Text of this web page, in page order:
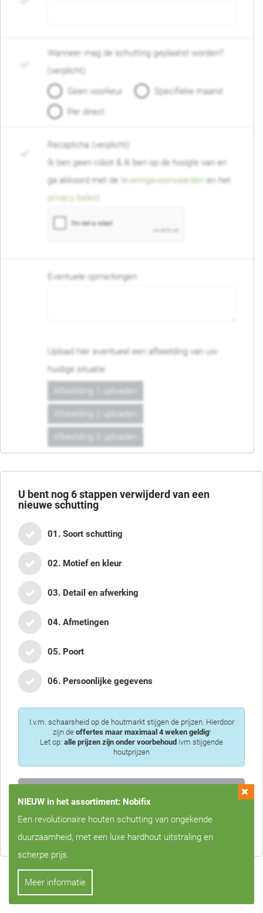
Wanneer mag de schutting geplaatst worden?
(verplicht)
Geen voorkeur
Specifieke maand
Per direct
Recaptcha (verplicht)
Ik ben geen robot & Ik ben op de hoogte van en
ga akkoord met de leveringsvoorwaarden en het
privacy beleid
Eventuele opmerkingen
Upload hier eventueel een afbeelding van uw
huidige situatie
U bent nog6stappen verwijderd van een
nieuwe schutting
01. Soort schutting
02. Motief en kleur
03. Detail en afwerking
04. Afmetingen
05. Poort
06. Persoonlijke gegevens
I.v.m. schaarsheid op de houtmarkt stijgen de prijzen. Hierdoor
zijn de offertes maar maximaal 4 weken geldig!
Let op: alle prijzen zijn onder voorbehoud ivm stijgende
houtprijzen
NIEUW in het assortiment: Nobifix
Een revolutionaire houten schutting van ongekende
duurzaamheid, met een luxe hardhout uitstraling en
scherpe prijs.
Meer informatie